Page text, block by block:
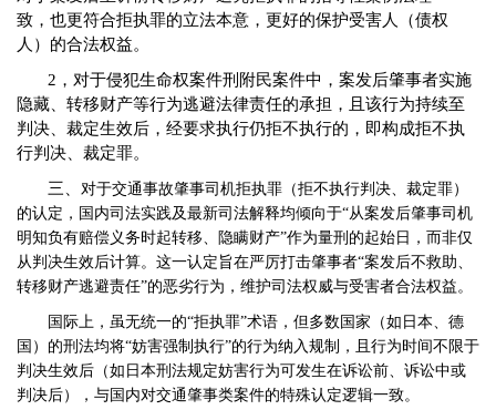
致，也更符合拒执罪的立法本意，更好的保护受害人（债权
人）的合法权益。
2，对于侵犯生命权案件刑附民案件中，案发后肇事者实施
隐藏、转移财产等行为逃避法律责任的承担，且该行为持续至
判决、裁定生效后，经要求执行仍拒不执行的，即构成拒不执
行判决、裁定罪。
三、 对于交通事故肇事司机拒执罪（拒不执行判决、裁定罪）
的认定，国内司法实践及最新司法解释均倾向于“从案发后肇事司机
明知负有赔偿义务时起转移、隐瞒财产”作为量刑的起始日，而非仅
从判决生效后计算。这一认定旨在严厉打击肇事者“案发后不救助、
转移财产逃避责任”的恶劣行为，维护司法权威与受害者合法权益。
国际上，虽无统一的“拒执罪”术语，但多数国家（如日本、德
国）的刑法均将“妨害强制执行”的行为纳入规制，且行为时间不限于
判决生效后（如日本刑法规定妨害行为可发生在诉讼前、诉讼中或
判决后），与国内对交通肇事类案件的特殊认定逻辑一致。